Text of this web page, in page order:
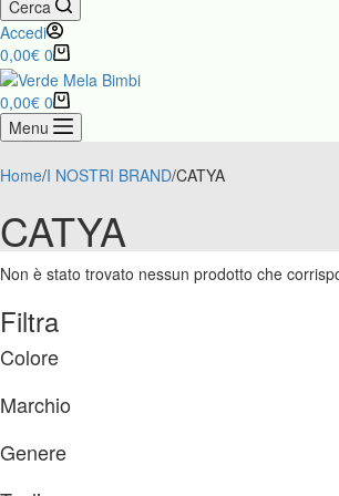
Cerca
Accedi
Carrello
0,00€ 0
Carrello
0,00€ 0
Menu
Home/I NOSTRI BRAND/CATYA
CATYA
Non è stato trovato nessun prodotto che
Filtra
Colore
Marchio
Genere